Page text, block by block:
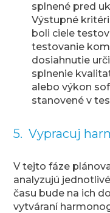
splnené pred
Výstupné
boli ciele
testovanie
dosiahnutie
splnenie
alebo výkon
stanovené v
5. Vypracuj
V tejto fáze
analyzujú
času bude na ich
vytváraní